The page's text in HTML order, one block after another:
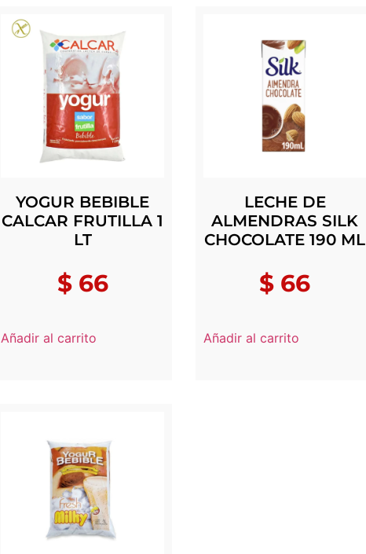
YOGUR BEBIBLE
CALCAR FRUTILLA 1
LT
$66
Añadir al carrito
LECHE DE
ALMENDRAS SILK
CHOCOLATE 190 ML
$ 66
Añadir al carrito